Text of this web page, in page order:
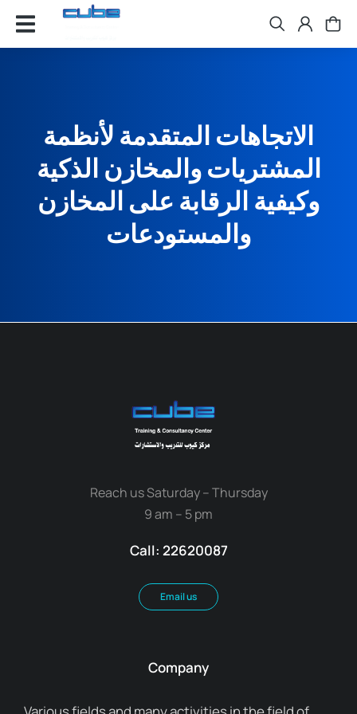
الاتجاهات المتقدمة لأنظمة
المشتريات والمخازن الذكية
وكيفية الرقابة على المخازن
والمستودعات
Reach us Saturday – Thursday
9 am – 5 pm
Call: 22620087
Email us
Company